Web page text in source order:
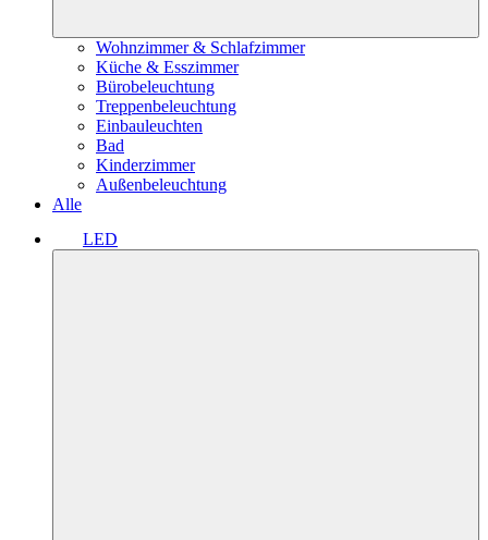
Wohnzimmer & Schlafzimmer
Küche & Esszimmer
Bürobeleuchtung
Treppenbeleuchtung
Einbauleuchten
Bad
Kinderzimmer
Außenbeleuchtung
Alle
LED